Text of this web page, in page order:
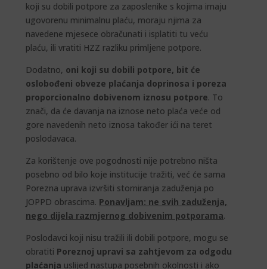
koji su dobili potpore za zaposlenike s kojima imaju
ugovorenu minimalnu plaću, moraju njima za
navedene mjesece obračunati i isplatiti tu veću
plaću, ili vratiti HZZ razliku primljene potpore.
Dodatno, oni koji su dobili potpore, bit će
oslobođeni obveze plaćanja doprinosa i poreza
proporcionalno dobivenom iznosu potpore. To
znači, da će davanja na iznose neto plaća veće od
gore navedenih neto iznosa također ići na teret
poslodavaca.
Za korištenje ove pogodnosti nije potrebno ništa
posebno od bilo koje institucije tražiti, već će sama
Porezna uprava izvršiti storniranja zaduženja po
JOPPD obrascima. Ponavljam: ne svih zaduženja,
nego dijela razmjernog dobivenim potporama.
Poslodavci koji nisu tražili ili dobili potpore, mogu se
obratiti Poreznoj upravi sa zahtjevom za odgodu
plaćanja uslijed nastupa posebnih okolnosti i ako